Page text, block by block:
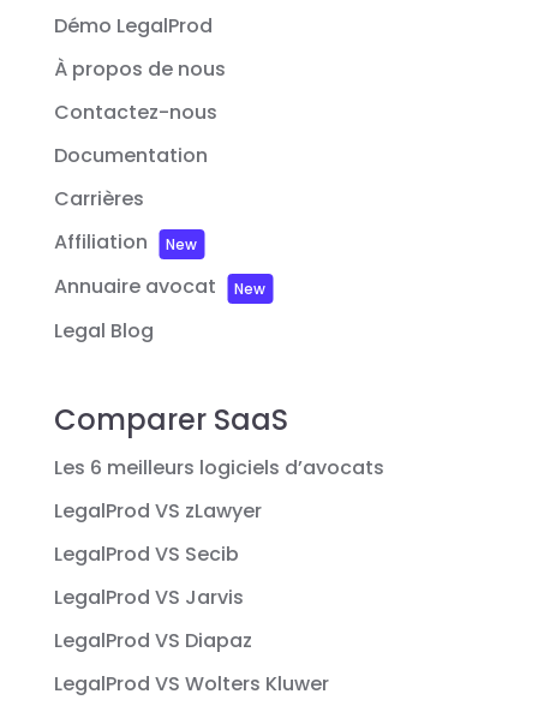
Démo LegalProd
À propos de nous
Contactez-nous
Documentation
Carrières
Affiliation
New
Annuaire avocat New
Legal Blog
Comparer SaaS
Les 6 meilleurs logiciels d’avocats
LegalProd VS zLawyer
LegalProd VS Secib
LegalProd VS Jarvis
LegalProd VS Diapaz
LegalProd VS Wolters Kluwer